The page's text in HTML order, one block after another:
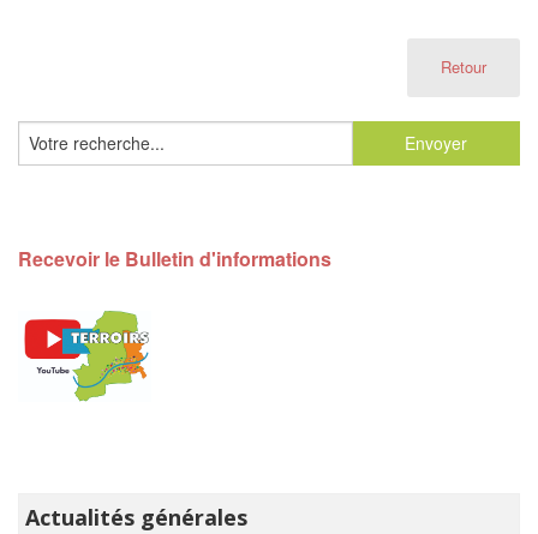
Retour
Recevoir le Bulletin d'informations
Actualités générales